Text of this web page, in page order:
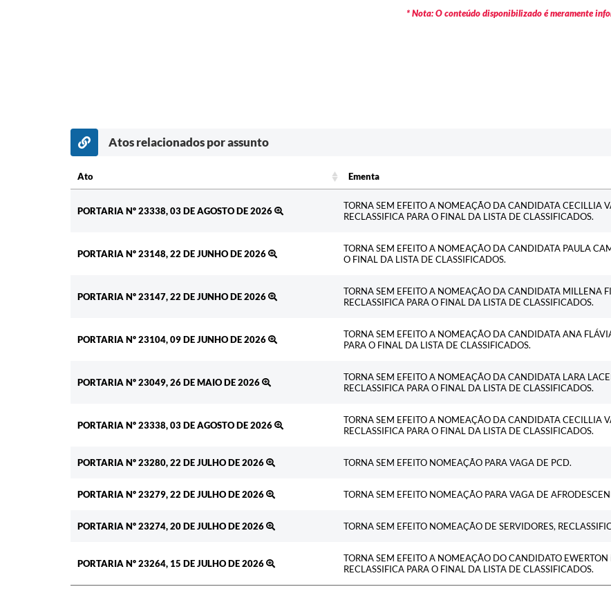
* Nota: O conteúdo disponibilizado é meramente
Atos relacionados por assunto
Ato Ementa
PORTARIA Nº 23338, 03 DE AGOSTO DE 2026
TORNA SEM EFEITO A NOMEAÇÃO DA CANDIDATA CECILLIA
RECLASSIFICA PARA O FINAL DA LISTA DE CLASSIFICADOS.
PORTARIA Nº 23148, 22 DE JUNHO DE 2026
TORNA SEM EFEITO A NOMEAÇÃO DA CANDIDATA PAULA
O FINAL DA LISTA DE CLASSIFICADOS.
PORTARIA Nº 23147, 22 DE JUNHO DE 2026
TORNA SEM EFEITO A NOMEAÇÃO DA CANDIDATA MILLENA
RECLASSIFICA PARA O FINAL DA LISTA DE CLASSIFICADOS.
PORTARIA Nº 23104, 09 DE JUNHO DE 2026
TORNA SEM EFEITO A NOMEAÇÃO DA CANDIDATA ANA
PARA O FINAL DA LISTA DE CLASSIFICADOS.
PORTARIA Nº 23049, 26 DE MAIO DE 2026
TORNA SEM EFEITO A NOMEAÇÃO DA CANDIDATA LARA
RECLASSIFICA PARA O FINAL DA LISTA DE CLASSIFICADOS.
PORTARIA Nº 23338, 03 DE AGOSTO DE 2026
TORNA SEM EFEITO A NOMEAÇÃO DA CANDIDATA CECILLIA
RECLASSIFICA PARA O FINAL DA LISTA DE CLASSIFICADOS.
PORTARIA Nº 23280, 22 DE JULHO DE 2026 TORNA SEM EFEITO NOMEAÇÃO PARA VAGA DE PCD.
PORTARIA Nº 23279, 22 DE JULHO DE 2026 TORNA SEM EFEITO NOMEAÇÃO PARA VAGA DE
PORTARIA Nº 23274, 20 DE JULHO DE 2026 TORNA SEM EFEITO NOMEAÇÃO DE SERVIDORES,
PORTARIA Nº 23264, 15 DE JULHO DE 2026
TORNA SEM EFEITO A NOMEAÇÃO DO CANDIDATO EWERTON
RECLASSIFICA PARA O FINAL DA LISTA DE CLASSIFICADOS.